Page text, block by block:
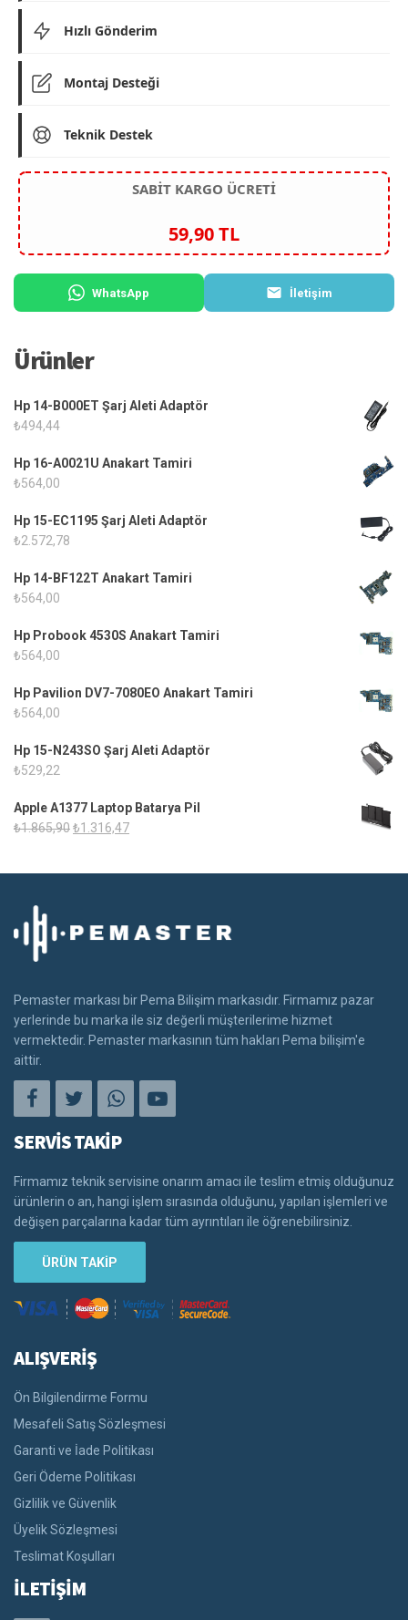
Hızlı Gönderim
Montaj Desteği
Teknik Destek
SABİT KARGO ÜCRETİ
59,90 TL
WhatsApp İletişim
Ürünler
Hp 14-B000ET Şarj Aleti Adaptör
₺494,44
Hp 16-A0021U Anakart Tamiri
₺564,00
Hp 15-EC1195 Şarj Aleti Adaptör
₺2.572,78
Hp 14-BF122T Anakart Tamiri
₺564,00
Hp Probook 4530S Anakart Tamiri
₺564,00
Hp Pavilion DV7-7080EO Anakart Tamiri
₺564,00
Hp 15-N243SO Şarj Aleti Adaptör
₺529,22
Apple A1377 Laptop Batarya Pil
₺1.865,90Orijinal
₺1.316,47Şu
Pemaster markası bir Pema Bilişim markasıdır. Firmamız pazar
yerlerinde bu marka ile siz değerli müşterilerime hizmet
vermektedir. Pemaster markasının tüm hakları Pema bilişim'e
aittir.
SERVİS TAKİP
Firmamız teknik servisine onarım amacı ile teslim etmiş olduğunuz
ürünlerin o an, hangi işlem sırasında olduğunu, yapılan işlemleri ve
değişen parçalarına kadar tüm ayrıntıları ile öğrenebilirsiniz.
ÜRÜN TAKİP
ALIŞVERİŞ
Ön Bilgilendirme Formu
Mesafeli Satış Sözleşmesi
Garanti ve İade Politikası
Geri Ödeme Politikası
Gizlilik ve Güvenlik
Üyelik Sözleşmesi
Teslimat Koşulları
İLETİŞİM